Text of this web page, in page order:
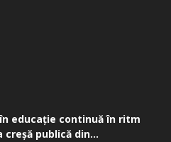
educație continuă în ritm
creşă publică din...